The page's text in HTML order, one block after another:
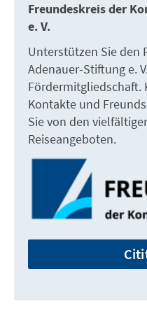
Freundeskreis der
e. V.
Unterstützen Sie den
Adenauer-Stiftung e.
Fördermitgliedschaft.
Kontakte und
Sie von den
Reiseangeboten.